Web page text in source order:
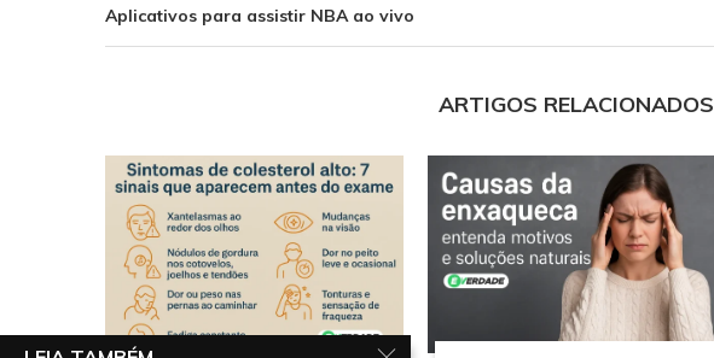
Aplicativos para assistir NBA ao vivo
ARTIGOS RELACIONADOS